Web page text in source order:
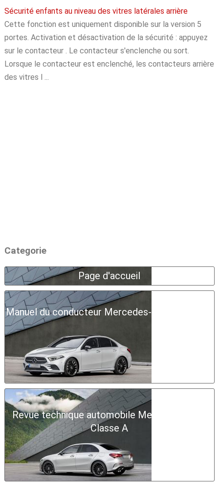
Sécurité enfants au niveau des vitres latérales arrière
Cette fonction est uniquement disponible sur la version 5
portes. Activation et désactivation de la sécurité : appuyez
sur le contacteur . Le contacteur s'enclenche ou sort.
Lorsque le contacteur est enclenché, les contacteurs arrière
des vitres l ...
Categorie
Page d'accueil
Manuel du conducteur Mercedes-Benz Classe A
Revue technique automobile Mercedes-Benz
Classe A